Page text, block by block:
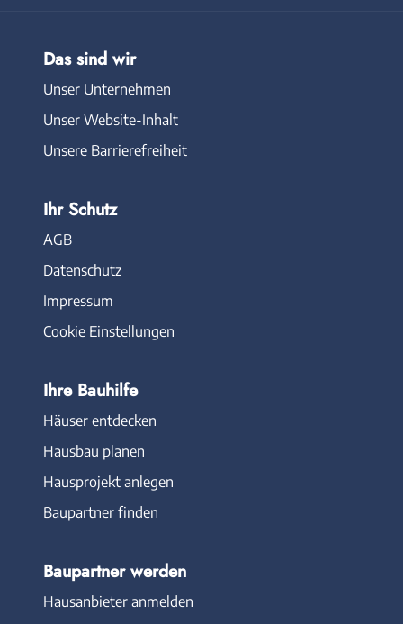
Das sind wir
Unser Unternehmen
Unser Website-Inhalt
Unsere Barrierefreiheit
Ihr Schutz
AGB
Datenschutz
Impressum
Cookie Einstellungen
Ihre Bauhilfe
Häuser entdecken
Hausbau planen
Hausprojekt anlegen
Baupartner finden
Baupartner werden
Hausanbieter anmelden